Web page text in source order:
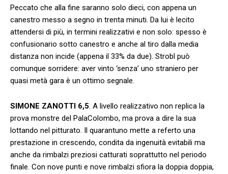
Peccato che alla fine saranno solo dieci, con appena un
canestro messo a segno in trenta minuti. Da lui è lecito
attendersi di più, in termini realizzativi e non solo: spesso è
confusionario sotto canestro e anche al tiro dalla media
distanza non incide (appena il 33% da due). Strobl può
comunque sorridere: aver vinto ‘senza’ uno straniero per
quasi metà gara è un ottimo segnale.
SIMONE ZANOTTI 6,5. A livello realizzativo non replica la
prova monstre del PalaColombo, ma prova a dire la sua
lottando nel pitturato. Il quarantuno mette a referto una
prestazione in crescendo, condita da ingenuità evitabili ma
anche da rimbalzi preziosi catturati soprattutto nel periodo
finale. Con nove punti e nove rimbalzi sfiora la doppia doppia,